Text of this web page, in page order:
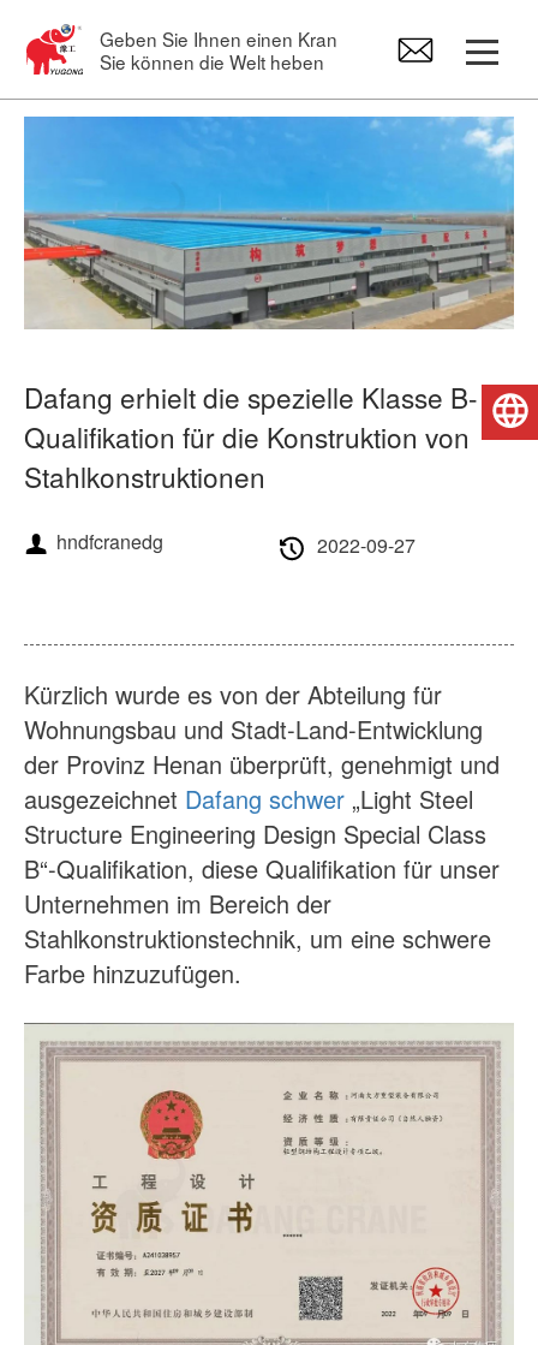
Geben Sie Ihnen einen Kran
Sie können die Welt heben
Brückenkran
Schwenkkranen
Kran-Ersatzteile
Über uns
Nachrichten
Dafang erhielt die spezielle Klasse B-
Qualifikation für die Konstruktion von
Stahlkonstruktionen
hndfcranedg 2022-09-27
Kürzlich wurde es von der Abteilung für
Wohnungsbau und Stadt-Land-Entwicklung
der Provinz Henan überprüft, genehmigt und
ausgezeichnet Dafang schwer„Light Steel
Structure Engineering Design Special Class
B“-Qualifikation, diese Qualifikation für unser
Unternehmen im Bereich der
Stahlkonstruktionstechnik, um eine schwere
Farbe hinzuzufügen.
Deutsch